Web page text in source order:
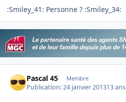
:Smiley_41: Personne ? :Smiley_34:
Pascal 45 Membre
Publication:24 janvier 201313 ans